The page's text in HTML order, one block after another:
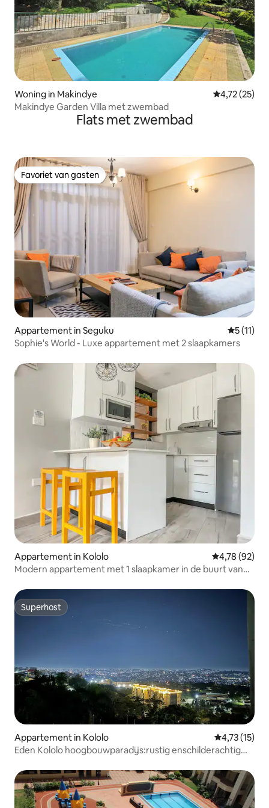
Woning in Makindye Gemiddelde
4,72 (25)
Makindye Garden Villa met zwembad
Flats met zwembad
Favoriet van gasten
Favoriet van gasten
Appartement in Seguku
5 (11)
Sophie's World - Luxe appartement met 2 slaapkamers
Appartement in Kololo Gemiddelde
4,78 (92)
Modern appartement met 1 slaapkamer in de buurt van
Superhost
Superhost
Appartement in Kololo Gemiddelde
4,73 (15)
Eden Kololo hoogbouwparadijs:rustig enschilderachtig